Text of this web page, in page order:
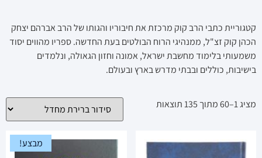
קטגוריית כתבי הרב קוק מרכזת את חיבוריו והגותו של הרב אברהם יצחק
הכהן קוק זצ"ל, ממנהיגי הרוח הבולטים בעת החדשה. ספריו מהווים יסוד
משמעותי בלימוד מחשבת ישראל, אמונה וחזון הגאולה, ונלמדים
בישיבות, כוללים ובבתי מדרש בארץ ובעולם.
מציג 1–60 מתוך 135 תוצאות
מבצע!